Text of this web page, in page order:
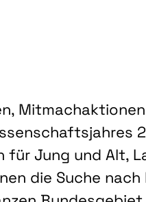
Jung und Alt,
die Suche